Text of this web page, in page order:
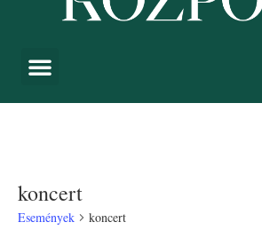
koncert
Események koncert